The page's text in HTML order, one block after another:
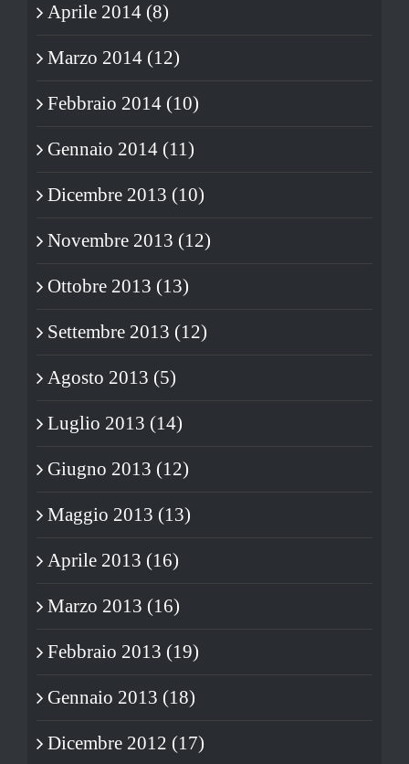
Aprile 2014 (8)
Marzo 2014 (12)
Febbraio 2014 (10)
Gennaio 2014 (11)
Dicembre 2013 (10)
Novembre 2013 (12)
Ottobre 2013 (13)
Settembre 2013 (12)
Agosto 2013 (5)
Luglio 2013 (14)
Giugno 2013 (12)
Maggio 2013 (13)
Aprile 2013 (16)
Marzo 2013 (16)
Febbraio 2013 (19)
Gennaio 2013 (18)
Dicembre 2012 (17)